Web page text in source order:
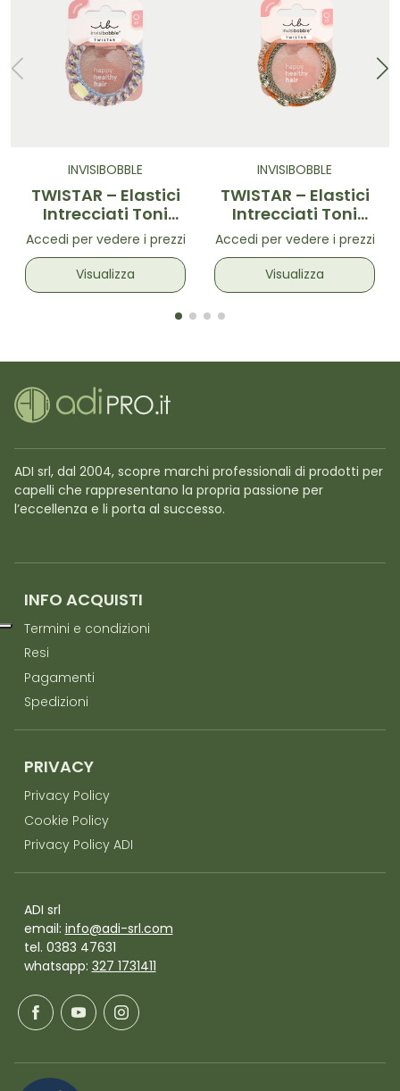
INVISIBOBBLE
TWISTAR – Elastici
Intrecciati Toni
Lavanda 3 pz
Accedi per vedere i prezzi
Visualizza
INVISIBOBBLE
TWISTAR – Elastici
Intrecciati Toni
Autunnali 3 pz
Accedi per vedere i prezzi
Visualizza
ADI srl, dal 2004, scopre marchi professionali di prodotti per
capelli che rappresentano la propria passione per
l’eccellenza e li porta al successo.
INFO ACQUISTI
Termini e condizioni
Resi
Pagamenti
Spedizioni
PRIVACY
Privacy Policy
Cookie Policy
Privacy Policy ADI
ADI srl
email: info@adi-srl.com
tel. 0383 47631
whatsapp: 327 1731411